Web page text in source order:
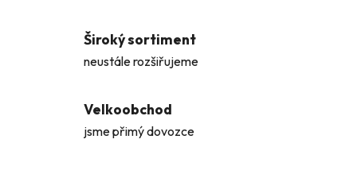
Široký sortiment
neustále rozšiřujeme
Velkoobchod
jsme přimý dovozce